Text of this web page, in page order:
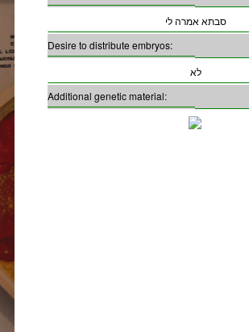
סבתא אמרה לי
Desire to distribute embryos:
לא
Additional genetic material: